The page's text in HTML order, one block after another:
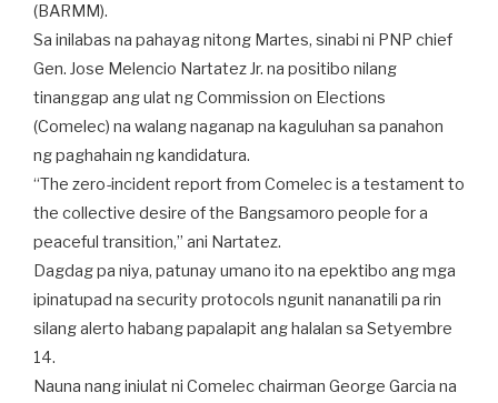
(BARMM).
Sa inilabas na pahayag nitong Martes, sinabi ni PNP chief
Gen. Jose Melencio Nartatez Jr. na positibo nilang
tinanggap ang ulat ng Commission on Elections
(Comelec) na walang naganap na kaguluhan sa panahon
ng paghahain ng kandidatura.
“The zero-incident report from Comelec is a testament to
the collective desire of the Bangsamoro people for a
peaceful transition,” ani Nartatez.
Dagdag pa niya, patunay umano ito na epektibo ang mga
ipinatupad na security protocols ngunit nananatili pa rin
silang alerto habang papalapit ang halalan sa Setyembre
14.
Nauna nang iniulat ni Comelec chairman George Garcia na